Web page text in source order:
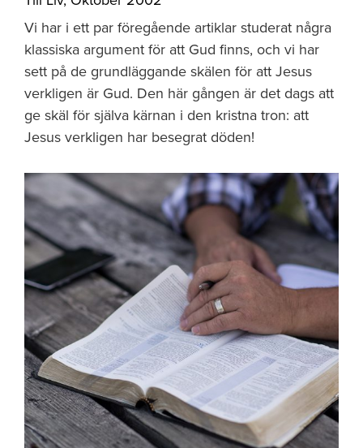
Vi har i ett par föregående artiklar studerat några
klassiska argument för att Gud finns, och vi har
sett på de grundläggande skälen för att Jesus
verkligen är Gud. Den här gången är det dags att
ge skäl för själva kärnan i den kristna tron: att
Jesus verkligen har besegrat döden!